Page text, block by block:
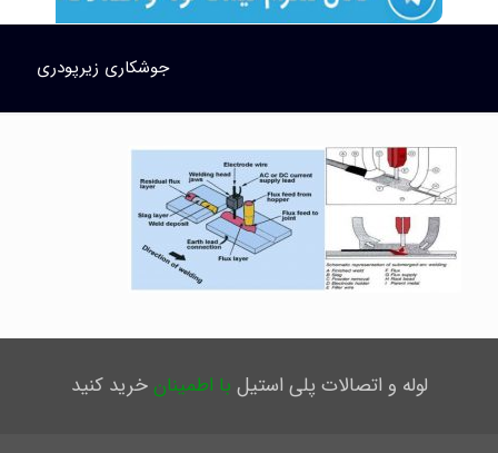
جوشکاری زیرپودری
لوله و اتصالات پلی استیل با اطمینانخرید کنید